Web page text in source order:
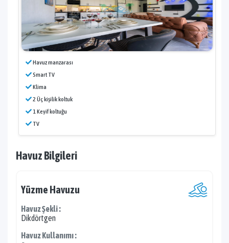
Havuz manzarası
Smart TV
Klima
2 Üç kişilik koltuk
1 Keyif koltuğu
TV
Havuz Bilgileri
Yüzme Havuzu
Havuz Şekli :
Dikdörtgen
Havuz Kullanımı :